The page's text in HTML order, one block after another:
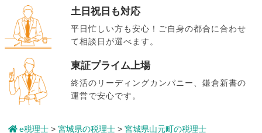
土日祝日も対応
平日忙しい方も安心！ご自身の都合に合わせ
て相談日が選べます。
東証プライム上場
終活のリーディングカンパニー、鎌倉新書の
運営で安心です。
e税理士> 宮城県の税理士> 宮城県山元町の税理士